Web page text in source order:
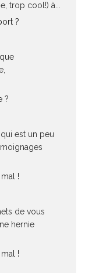
trop cool!) à...
?
?
est un peu
!
de vous
hernie
!